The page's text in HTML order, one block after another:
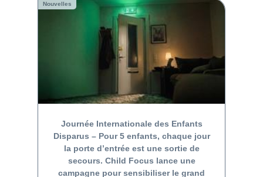
Nouvelles
Journée Internationale des Enfants
Disparus – Pour 5 enfants, chaque jour
la porte d’entrée est une sortie de
secours. Child Focus lance une
campagne pour sensibiliser le grand